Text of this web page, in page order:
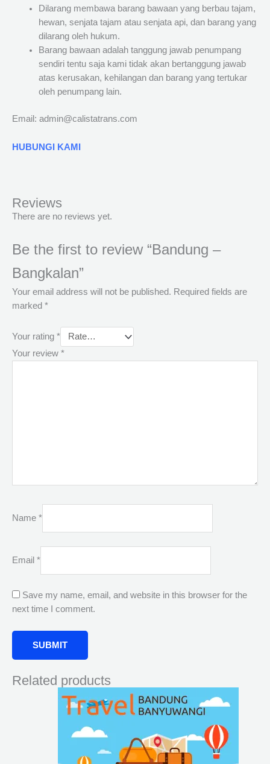
Dilarang membawa barang bawaan yang berbau tajam,
hewan, senjata tajam atau senjata api, dan barang yang
dilarang oleh hukum.
Barang bawaan adalah tanggung jawab penumpang
sendiri tentu saja kami tidak akan bertanggung jawab
atas kerusakan, kehilangan dan barang yang tertukar
oleh penumpang lain.
Email: admin@calistatrans.com
HUBUNGI KAMI
Reviews
There are no reviews yet.
Be the first to review “Bandung –
Bangkalan”
Your email address will not be published. Required fields are
marked *
Your rating *
Your review *
Name *
Email *
Save my name, email, and website in this browser for the
next time I comment.
Related products